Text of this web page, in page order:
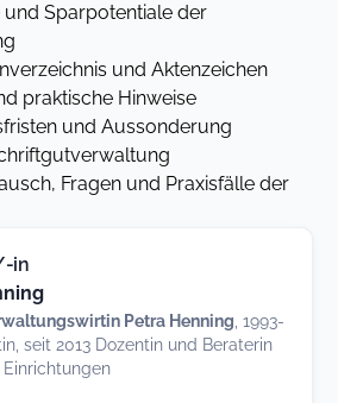
Sparpotentiale der
und Aktenzeichen
praktische Hinweise
und Aussonderung
Fragen und Praxisfälle der
in
Petra Henning , 1993-
seit 2013 Dozentin und Beraterin